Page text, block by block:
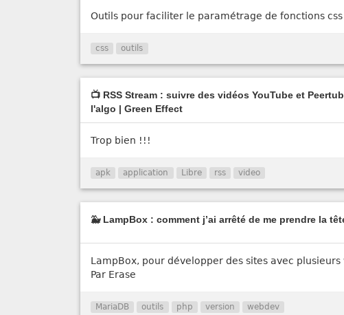
Outils pour faciliter le paramétrage de fonctions css
css outils
📺 RSS Stream : suivre des vidéos YouTube et
l'algo | Green Effect
Trop bien !!!
apk application Libre rss video
🐳 LampBox : comment j’ai arrêté de me prendre la
LampBox, pour développer des sites avec
Par Erase
MariaDB outils php version webdev